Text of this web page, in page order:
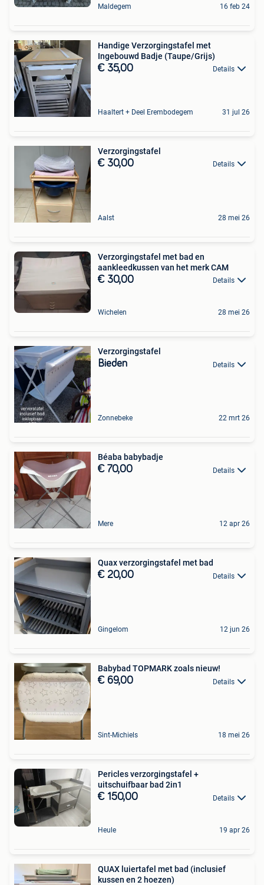
Maldegem 16 feb 24
​Handige Verzorgingstafel met
Ingebouwd Badje (Taupe/Grijs)
€ 35,00 Details
Haaltert + Deel Erembodegem 31 jul 26
Verzorgingstafel
€ 30,00 Details
Aalst 28 mei 26
Verzorgingstafel met bad en
aankleedkussen van het merk CAM
€ 30,00 Details
Wichelen 28 mei 26
Verzorgingstafel
Bieden Details
Zonnebeke 22 mrt 26
Béaba babybadje
€ 70,00 Details
Mere 12 apr 26
Quax verzorgingstafel met bad
€ 20,00 Details
Gingelom 12 jun 26
Babybad TOPMARK zoals nieuw!
€ 69,00 Details
Sint-Michiels 18 mei 26
Pericles verzorgingstafel +
uitschuifbaar bad 2in1
€ 150,00 Details
Heule 19 apr 26
QUAX luiertafel met bad (inclusief
kussen en 2 hoezen)